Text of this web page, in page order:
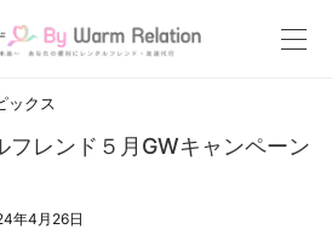
ックス
フレンド５月GWキャンペーン
年4月26日